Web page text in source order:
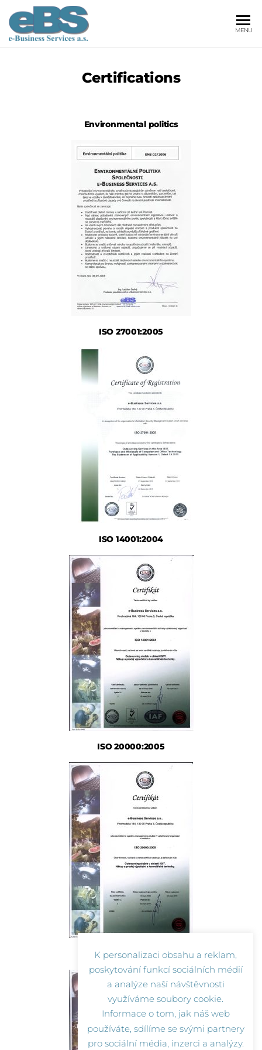
BUSINESS
SERVICES
A.S.
systémů a
bezpečnosti.
MENU
Certifications
Environmental politics
ISO 27001:2005
ISO 14001:2004
ISO 20000:2005
ISO 9001:2008
K personalizaci obsahu a reklam,
poskytování funkcí sociálních médií
a analýze naší návštěvnosti
využíváme soubory cookie.
Informace o tom, jak náš web
používáte, sdílíme se svými partnery
pro sociální média, inzerci a analýzy.